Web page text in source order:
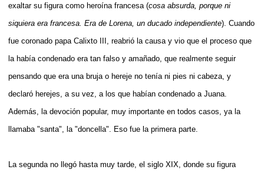
exaltar su figura como heroína francesa (cosa absurda, porque ni
siquiera era francesa. Era de Lorena, un ducado independiente). Cuando
fue coronado papa Calixto III, reabrió la causa y vio que el proceso que
la había condenado era tan falso y amañado, que realmente seguir
pensando que era una bruja o hereje no tenía ni pies ni cabeza, y
declaró herejes, a su vez, a los que habían condenado a Juana.
Además, la devoción popular, muy importante en todos casos, ya la
llamaba "santa", la "doncella". Eso fue la primera parte.
La segunda no llegó hasta muy tarde, el siglo XIX, donde su figura